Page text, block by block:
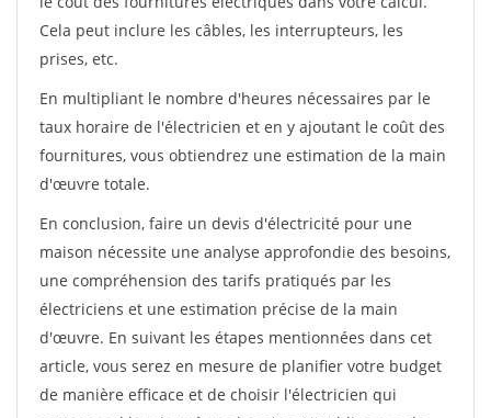
Cela peut inclure les câbles, les interrupteurs, les
prises, etc.
En multipliant le nombre d'heures nécessaires par le
taux horaire de l'électricien et en y ajoutant le coût des
fournitures, vous obtiendrez une estimation de la main
d'œuvre totale.
En conclusion, faire un devis d'électricité pour une
maison nécessite une analyse approfondie des besoins,
une compréhension des tarifs pratiqués par les
électriciens et une estimation précise de la main
d'œuvre. En suivant les étapes mentionnées dans cet
article, vous serez en mesure de planifier votre budget
de manière efficace et de choisir l'électricien qui